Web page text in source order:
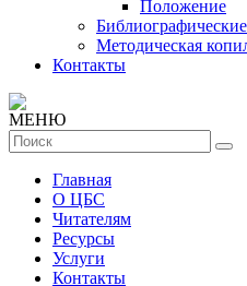
Положение
Методическая
Контакты
МЕНЮ
Главная
О ЦБС
Читателям
Ресурсы
Услуги
Контакты